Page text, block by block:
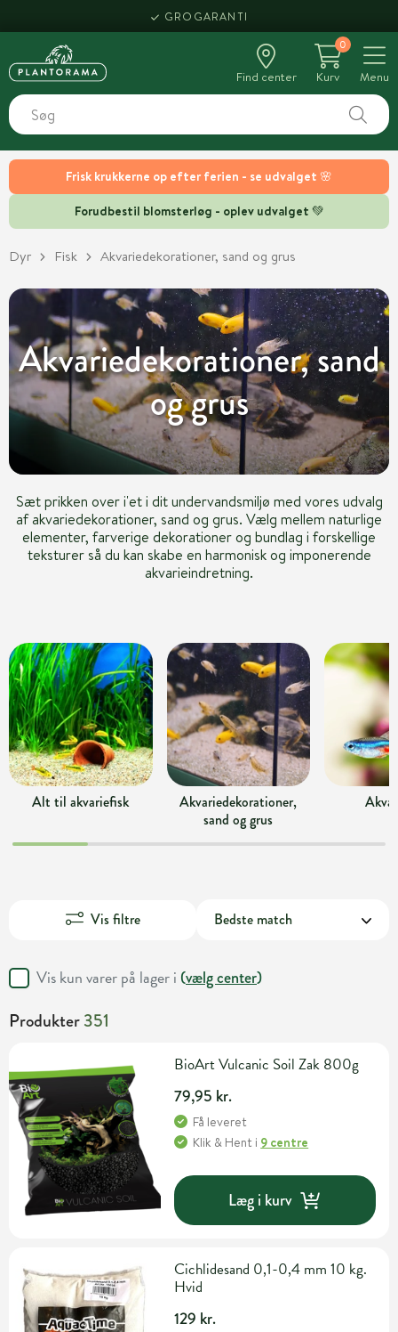
Frisk krukkerne op efter ferien - se udvalget 🌸
Forudbestil blomsterløg - oplev udvalget 💚
HENT SAMME DAG
Find center
0
Kurv
Menu
Dyr Fisk Akvariedekorationer, sand og grus
Akvariedekorationer, sand
og grus
Sæt prikken over i'et i dit undervandsmiljø med vores udvalg
af akvariedekorationer, sand og grus. Vælg mellem naturlige
elementer, farverige dekorationer og bundlag i forskellige
teksturer så du kan skabe en harmonisk og imponerende
akvarieindretning.
Alt til akvariefisk
Akvariedekorationer,
sand og grus
Vis filtre
Vis kun varer på lager i (vælg center)
Produkter351
BioArt Vulcanic Soil Zak 800g
79,95 kr.
Få leveret
Klik & Hent i 9 centre
Læg i kurv
Cichlidesand 0,1-0,4 mm 10 kg.
Hvid
129 kr.